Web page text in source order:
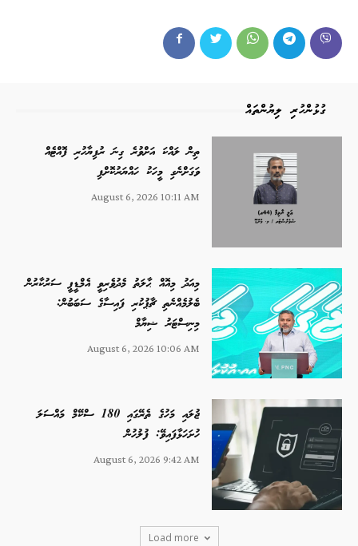
ގުޅުންހުރި ލިޔުންތައް
ތިން ލައްކަ އަށްވުރެ ގިނަ ރުފިޔާހުރި ފޮއްޓެއް
ވަގަށްނެގި މީހަކު ހައްޔަރުކޮށްފި
August 6, 2026 10:11 AM
މިއަދު މިއޮއް ޙާލަތު މެދުވެރިވީ އެމްޑީޕީ ސަރުކާރުން
ބެލުމެއްނެތި ޗާޕުކުރި ފައިސާގެ ސަބަބުން:
މިނިސްޓަރު ޝިޔާމް
August 6, 2026 10:06 AM
ޖުލައި މަހުގެ ތެރޭގައި 180 ސްކޭމް މައްސަލަ
ހުށަހަޅާފައިވޭ: ފުލުހުން
August 6, 2026 9:42 AM
Load more